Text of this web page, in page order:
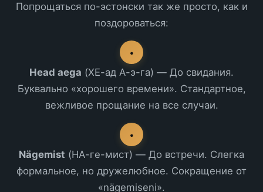
Попрощаться по-эстонски так же просто, как и
поздороваться:
•
Head aega (ХЕ-ад А-э-га) — До свидания.
Буквально «хорошего времени». Стандартное,
вежливое прощание на все случаи.
•
Nägemist (НА-ге-мист) — До встречи. Слегка
формальное, но дружелюбное. Сокращение от
«nägemiseni».